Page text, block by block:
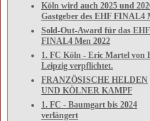
Köln wird auch 2025 und
Gastgeber des EHF FINAL4
Sold-Out-Award für das EHF
FINAL4 Men 2022
1. FC Köln - Eric Martel von
Leipzig verpflichtet.
FRANZÖSISCHE HELDEN
UND KÖLNER KAMPF
1. FC - Baumgart bis 2024
verlängert